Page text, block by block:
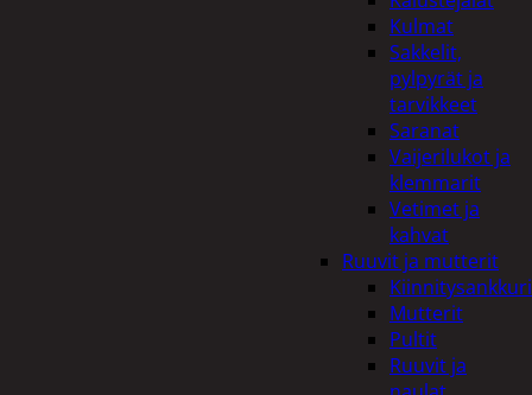
Kulmat
Sakkelit,
pylpyrät ja
tarvikkeet
Saranat
Vaijerilukot ja
klemmarit
Vetimet ja
kahvat
Ruuvit ja mutterit
Mutterit
Pultit
Ruuvit ja